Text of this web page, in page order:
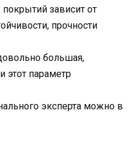
зависит от
прочности
большая,
этот параметр
эксперта можно в